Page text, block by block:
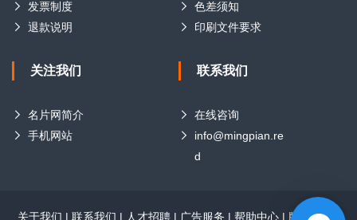
发票制度
退款说明
色差须知
印刷文件要求
关注我们
名片网简介
手机网站
联系我们
在线咨询
info@mingpian.re
d
关于我们 | 联系我们 | 人才招聘 | 广告服务 | 帮助中心 | 版权声明